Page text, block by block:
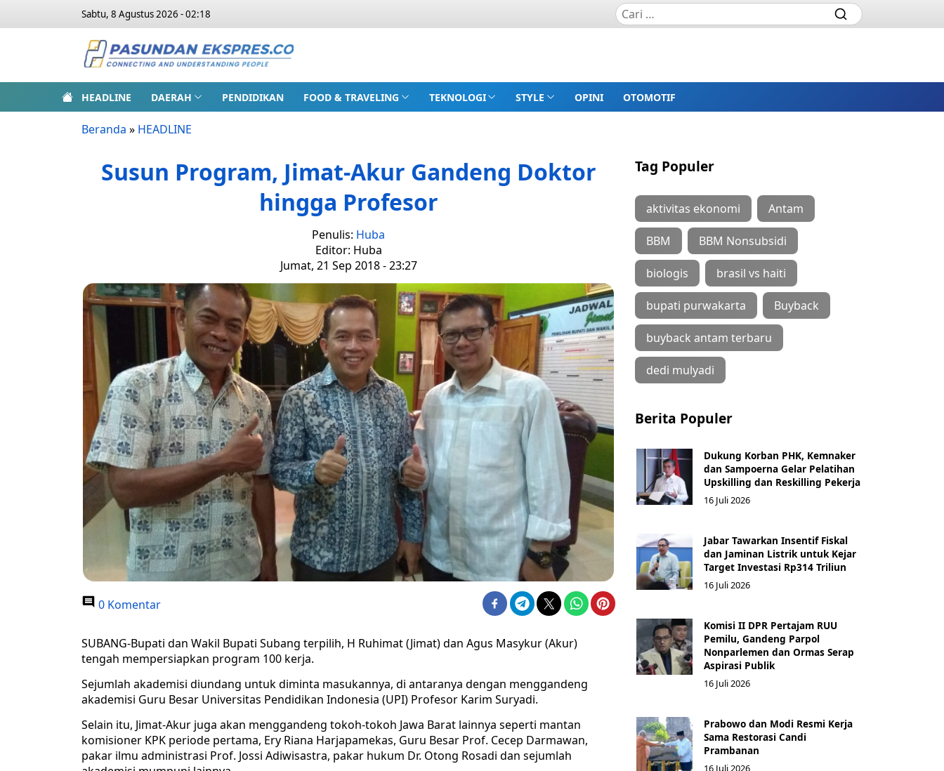
Sabtu, 8 Agustus 2026 - 02:18
HEADLINE DAERAH PENDIDIKAN FOOD & TRAVELING TEKNOLOGI STYLE OPINI OTOMOTIF
Beranda » HEADLINE
Susun Program, Jimat-Akur Gandeng Doktor
hingga Profesor
Penulis: Huba
Editor: Huba
Jumat, 21 Sep 2018 - 23:27
0 Komentar
SUBANG-Bupati dan Wakil Bupati Subang terpilih, H Ruhimat (Jimat) dan Agus Masykur (Akur)
tengah mempersiapkan program 100 kerja.
Sejumlah akademisi diundang untuk diminta masukannya, di antaranya dengan menggandeng
akademisi Guru Besar Universitas Pendidikan Indonesia (UPI) Profesor Karim Suryadi.
Selain itu, Jimat-Akur juga akan menggandeng tokoh-tokoh Jawa Barat lainnya seperti mantan
komisioner KPK periode pertama, Ery Riana Harjapamekas, Guru Besar Prof. Cecep Darmawan,
pakar ilmu administrasi Prof. Jossi Adiwisastra, pakar hukum Dr. Otong Rosadi dan sejumlah
Tag Populer
aktivitas ekonomi Antam
BBM BBM Nonsubsidi
biologis brasil vs haiti
bupati purwakarta Buyback
buyback antam terbaru
dedi mulyadi
Berita Populer
Dukung Korban PHK, Kemnaker
dan Sampoerna Gelar Pelatihan
Upskilling dan Reskilling Pekerja
16 Juli 2026
Jabar Tawarkan Insentif Fiskal
dan Jaminan Listrik untuk Kejar
Target Investasi Rp314 Triliun
16 Juli 2026
Komisi II DPR Pertajam RUU
Pemilu, Gandeng Parpol
Nonparlemen dan Ormas Serap
Aspirasi Publik
16 Juli 2026
Prabowo dan Modi Resmi Kerja
Sama Restorasi Candi
Prambanan
16 Juli 2026